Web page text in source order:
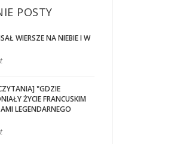
POSTY
WIERSZE NA NIEBIE I W
"GDZIE
ŻYCIE FRANCUSKIM
LEGENDARNEGO